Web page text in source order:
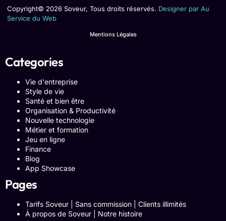
Copyright© 2026 Soveur, Tous droits réservés. Designer par Au
Service du Web
Mentions Légales
Categories
Vie d'entreprise
Style de vie
Santé et bien être
Organisation & Productivité
Nouvelle technologie
Métier et formation
Jeu en ligne
Finance
Blog
App Showcase
Pages
Tarifs Soveur | Sans commission | Clients illimités
À propos de Soveur | Notre histoire